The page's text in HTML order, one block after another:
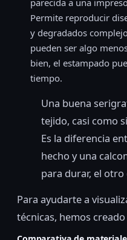
Permite reproducir
y degradados
pueden ser algo
bien, el estampado
tiempo.
Una buena
tejido, casi como
Es la diferencia
hecho y una
para durar, el
Para ayudarte a
técnicas, hemos